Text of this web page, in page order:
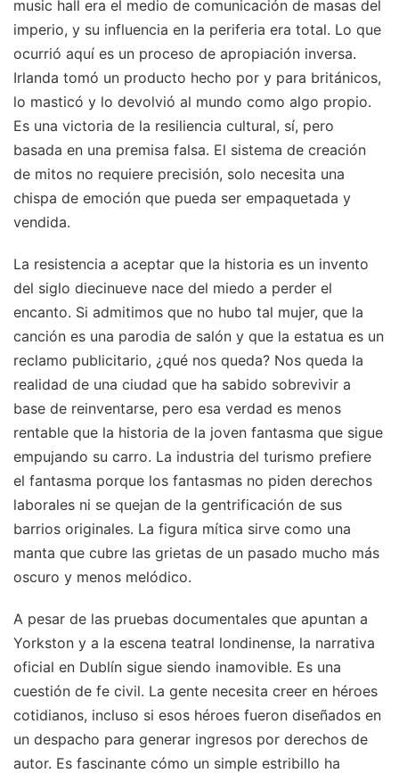
music hall era el medio de comunicación de masas del
imperio, y su influencia en la periferia era total. Lo que
ocurrió aquí es un proceso de apropiación inversa.
Irlanda tomó un producto hecho por y para británicos,
lo masticó y lo devolvió al mundo como algo propio.
Es una victoria de la resiliencia cultural, sí, pero
basada en una premisa falsa. El sistema de creación
de mitos no requiere precisión, solo necesita una
chispa de emoción que pueda ser empaquetada y
vendida.
La resistencia a aceptar que la historia es un invento
del siglo diecinueve nace del miedo a perder el
encanto. Si admitimos que no hubo tal mujer, que la
canción es una parodia de salón y que la estatua es un
reclamo publicitario, ¿qué nos queda? Nos queda la
realidad de una ciudad que ha sabido sobrevivir a
base de reinventarse, pero esa verdad es menos
rentable que la historia de la joven fantasma que sigue
empujando su carro. La industria del turismo prefiere
el fantasma porque los fantasmas no piden derechos
laborales ni se quejan de la gentrificación de sus
barrios originales. La figura mítica sirve como una
manta que cubre las grietas de un pasado mucho más
oscuro y menos melódico.
A pesar de las pruebas documentales que apuntan a
Yorkston y a la escena teatral londinense, la narrativa
oficial en Dublín sigue siendo inamovible. Es una
cuestión de fe civil. La gente necesita creer en héroes
cotidianos, incluso si esos héroes fueron diseñados en
un despacho para generar ingresos por derechos de
autor. Es fascinante cómo un simple estribillo ha